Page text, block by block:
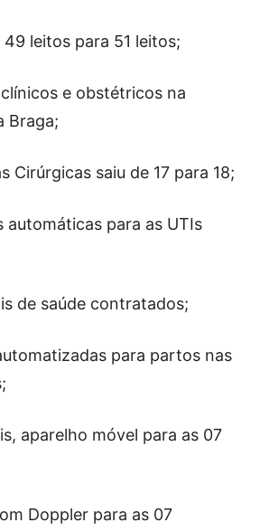
49 leitos para 51 leitos;
e obstétricos na
Braga;
Cirúrgicas saiu de 17 para 18;
automáticas para as UTIs
de saúde contratados;
para partos nas
aparelho móvel para as 07
Doppler para as 07